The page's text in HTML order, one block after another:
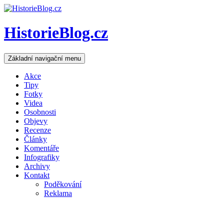
HistorieBlog.cz
Hledat
Základní navigační menu Přejít
k
Akce
Tipy
Fotky
Videa
Osobnosti
Objevy
Recenze
Články
Komentáře
Infografiky
Archivy
Kontakt
Poděkování
Reklama